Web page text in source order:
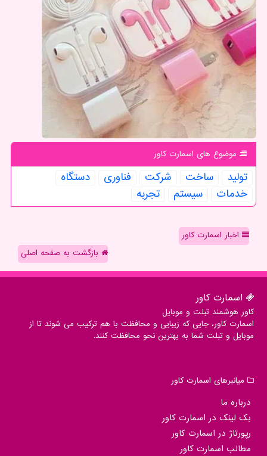
موضوع های اسمارت كاور
تولید ساخت شركت فناوری
دستگاه
خدمات
سیستم تجربه
اخبار اسمارت کاور
بازگشت به صفحه اصلی
اسمارت كاور
کاور هوشمند تبلت و موبایل
اسمارت کاور، جایی که زیبایی و محافظت با هم ترکیب می شوند تا از
موبایل و تبلت شما به بهترین نحو محافظت کنند.
میانبرهای اسمارت كاور
درباره ما
بک لینک در اسمارت كاور
رپورتاژ در اسمارت كاور
مطالب اسمارت كاور